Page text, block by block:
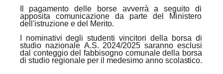
Il pagamento delle borse avverràaseguito di
apposita comunicazione da parte del Ministero
dell'istruzione e del Merito.
nominativi degli studenti vincitori della borsa di
studio nazionale A.S. 2024/2025 saranno esclusi
dal conteggio del fabbisogno comunale della borsa
di studio regionale per il medesimo annoscolastico.